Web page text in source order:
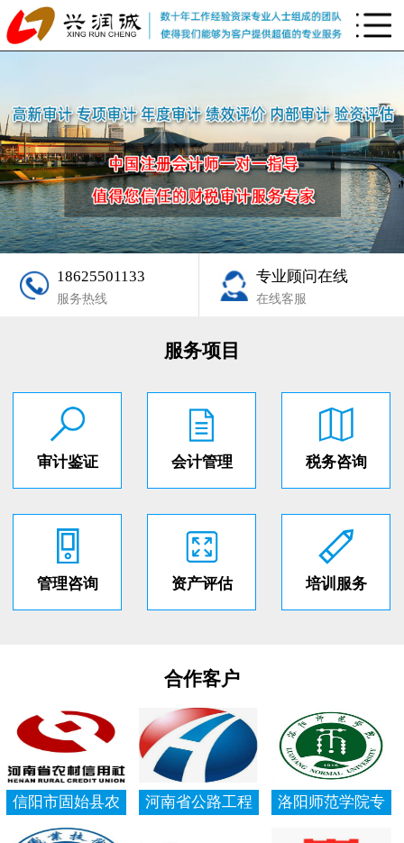
18625501133
服务热线
专业顾问在线
在线客服
服务项目
审计鉴证 会计管理 税务咨询
管理咨询 资产评估 培训服务
合作客户
信阳市固始县农
村信用社资产清
河南省公路工程
洛阳师范学院专